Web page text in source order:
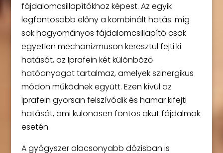
fájdalomcsillapítókhoz képest. Az egyik
legfontosabb előny a kombinált hatás: míg
sok hagyományos fájdalomcsillapító csak
egyetlen mechanizmuson keresztül fejti ki
hatását, az Iprafein két különböző
hatóanyagot tartalmaz, amelyek szinergikus
módon működnek együtt. Ezen kívül az
Iprafein gyorsan felszívódik és hamar kifejti
hatását, ami különösen fontos akut fájdalmak
esetén.
A gyógyszer alacsonyabb dózisban is